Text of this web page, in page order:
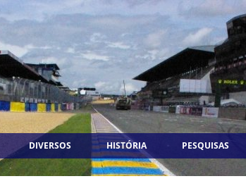
DIVERSOS HISTÓRIA PESQUISAS